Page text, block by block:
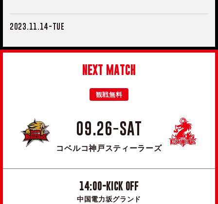
2023.11.14-TUE
NEXT MATCH
観戦無料
09.26-SAT
コベルコ神戸スティーラーズ
14:00-KICK OFF
中国電力坂グランド